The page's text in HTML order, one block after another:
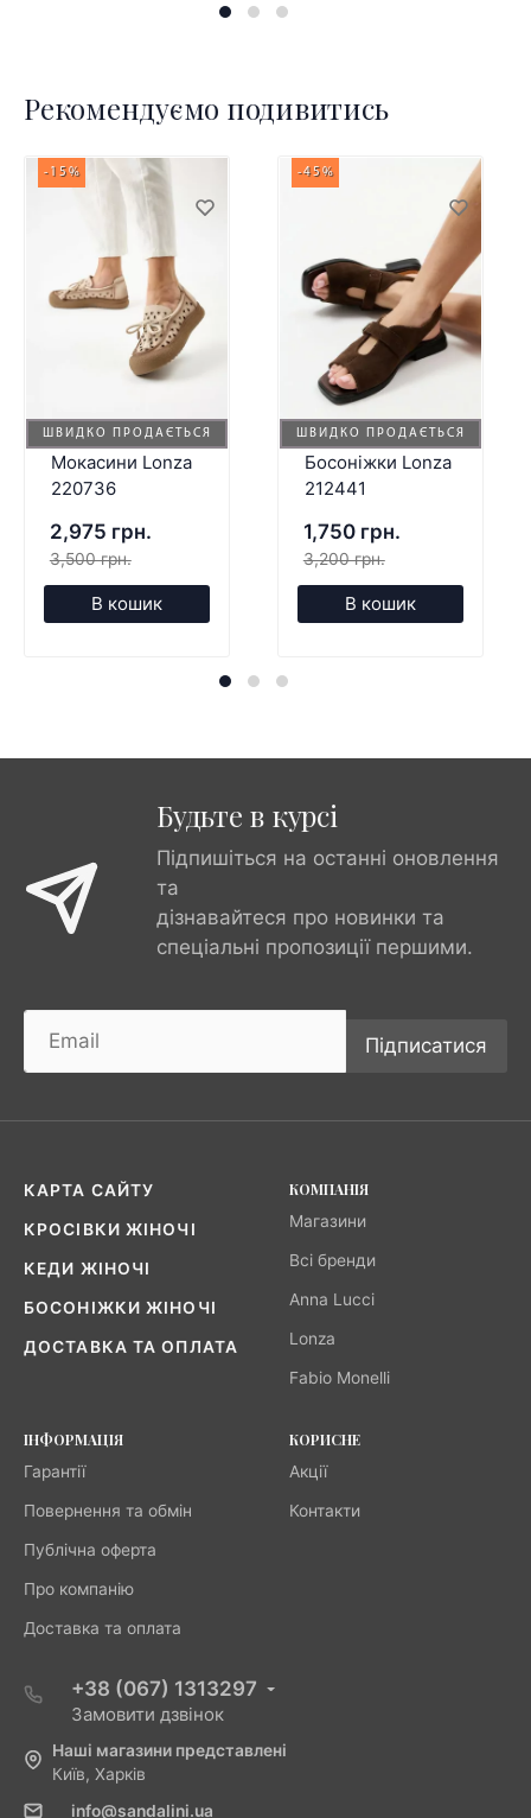
Рекомендуємо подивитись
ШВИДКО ПРОДАЄТЬСЯ
-15%
Мокасини Lonza
220736
2,975 грн.
3,500 грн.
В кошик
ШВИДКО ПРОДАЄТЬСЯ
-45%
Босоніжки Lonza
212441
1,750 грн.
3,200 грн.
В кошик
Будьте в курсі
Підпишіться на останні оновлення
та
дізнавайтеся про новинки та
спеціальні пропозиції першими.
Підписатися
КАРТА САЙТУ
КРОСІВКИ ЖІНОЧІ
КЕДИ ЖІНОЧІ
БОСОНІЖКИ ЖІНОЧІ
ДОСТАВКА ТА ОПЛАТА
КОМПАНІЯ
Магазини
Всі бренди
Anna Lucci
Lonza
Fabio Monelli
ІНФОРМАЦІЯ
Гарантії
Повернення та обмін
Публічна оферта
Про компанію
Доставка та оплата
КОРИСНЕ
Акції
Контакти
+38 (067) 1313297
Замовити дзвінок
Наші магазини представлені
Київ, Харків
info@sandalini.ua